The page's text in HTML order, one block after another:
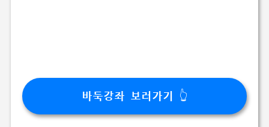
바둑강좌 보러가기 👆